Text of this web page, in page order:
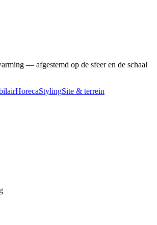
— afgestemd op de sfeer en de schaal
HorecaStylingSite & terrein